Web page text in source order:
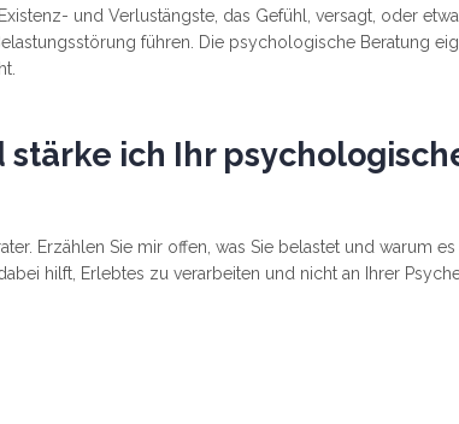
und Verlustängste, das Gefühl, versagt, oder
führen. Die psychologische Beratung
ich Ihr
Erzählen Sie mir offen, was Sie belastet und warum
hilft, Erlebtes zu verarbeiten und nicht an Ihrer